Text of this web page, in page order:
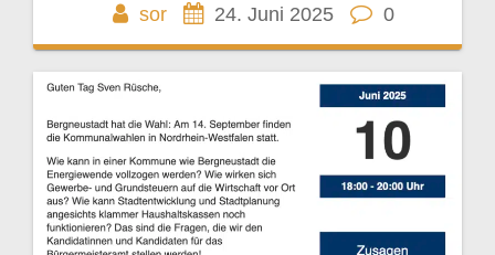
sor 24. Juni 2025 0